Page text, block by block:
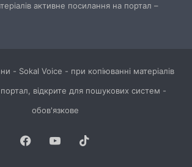
активне посилання на портал –
- Sokal Voice - при копіюванні матеріалів
відкрите для пошукових систем -
обов'язкове
Facebook
YouTube